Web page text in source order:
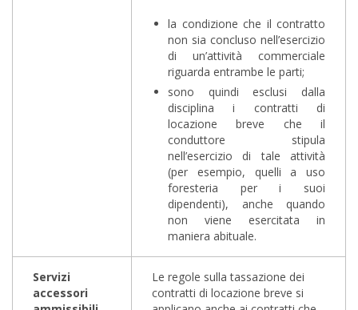
la condizione che il contratto
non sia concluso nell’esercizio
di un’attività commerciale
riguarda entrambe le parti;
sono quindi esclusi dalla
disciplina i contratti di
locazione breve che il
conduttore stipula
nell’esercizio di tale attività
(per esempio, quelli a uso
foresteria per i suoi
dipendenti), anche quando
non viene esercitata in
maniera abituale.
Servizi
accessori
Le regole sulla tassazione dei
contratti di locazione breve si